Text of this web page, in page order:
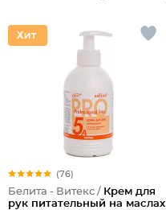
(76)
Белита - Витекс / Крем для
рук питательный на маслах